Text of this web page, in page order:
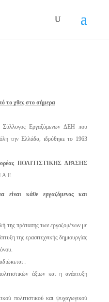
το χθες στο σήμερα
Σύλλογος Εργαζόμενων ΔΕΗ που
την Ελλάδα, ιδρύθηκε το 1963
ΠΟΛΙΤΙΣΤΙΚΗΣ ΔΡΑΣΗΣ
Α.Ε.
είναι κάθε εργαζόμενος και
της πρότασης των εργαζομένων με
της ερασιτεχνικής δημιουργίας
:
άξιων και η ανάπτυξη
και ψυχαγωγικού